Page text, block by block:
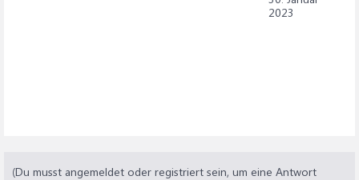
2023
(Du musst angemeldet oder registriert sein, um eine Antwort